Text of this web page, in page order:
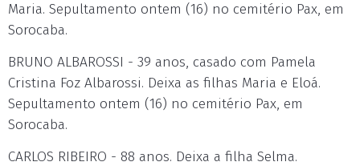
Maria. Sepultamento ontem (16) no cemitério Pax, em
Sorocaba.
BRUNO ALBAROSSI - 39 anos, casado com Pamela
Cristina Foz Albarossi. Deixa as filhas Maria e Eloá.
Sepultamento ontem (16) no cemitério Pax, em
Sorocaba.
CARLOS RIBEIRO - 88 anos. Deixa a filha Selma.